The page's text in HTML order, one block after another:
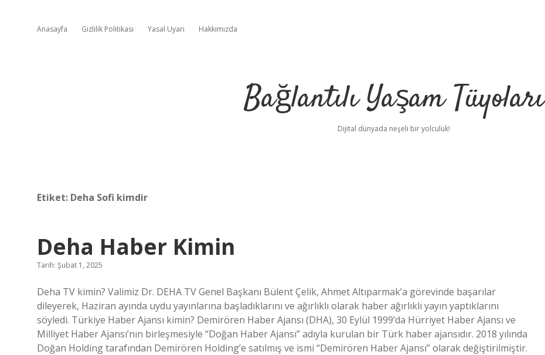
Anasayfa Gizlilik Politikası Yasal Uyarı Hakkımızda
Bağlantılı Yaşam Tüyoları
Dijital dünyada neşeli bir yolculuk!
Etiket: Deha Sofi kimdir
Deha Haber Kimin
Tarih: Şubat 1, 2025
Deha TV kimin? Valimiz Dr. DEHA TV Genel Başkanı Bülent Çelik, Ahmet Altıparmak’a görevinde başarılar
dileyerek, Haziran ayında uydu yayınlarına başladıklarını ve ağırlıklı olarak haber ağırlıklı yayın yaptıklarını
söyledi. Türkiye Haber Ajansı kimin? Demirören Haber Ajansı (DHA), 30 Eylül 1999’da Hürriyet Haber Ajansı ve
Milliyet Haber Ajansı’nın birleşmesiyle “Doğan Haber Ajansı” adıyla kurulan bir Türk haber ajansıdır. 2018 yılında
Doğan Holding tarafından Demirören Holding’e satılmış ve ismi “Demirören Haber Ajansı” olarak değiştirilmiştir.